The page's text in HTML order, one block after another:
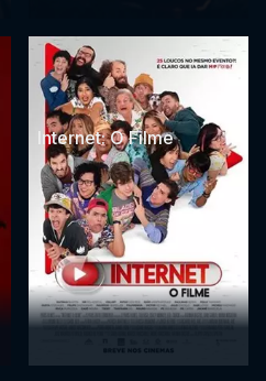
Internet: O Filme